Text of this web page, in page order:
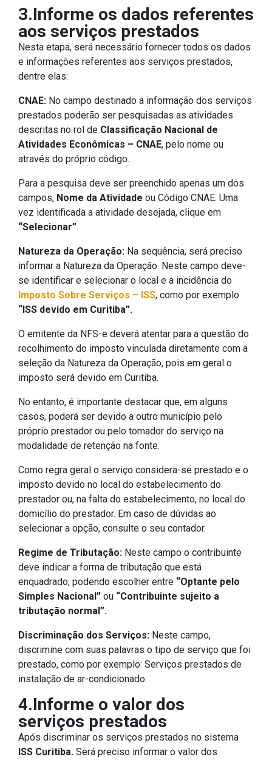
3.Informe os dados referentes
aos serviços prestados
Nesta etapa, será necessário fornecer todos os dados
e informações referentes aos serviços prestados,
dentre elas:
CNAE: No campo destinado a informação dos serviços
prestados poderão ser pesquisadas as atividades
descritas no rol de Classificação Nacional de
Atividades Econômicas – CNAE, pelo nome ou
através do próprio código.
Para a pesquisa deve ser preenchido apenas um dos
campos, Nome da Atividade ou Código CNAE. Uma
vez identificada a atividade desejada, clique em
“Selecionar”.
Natureza da Operação: Na sequência, será preciso
informar a Natureza da Operação. Neste campo deve-
se identificar e selecionar o local e a incidência do
Imposto Sobre Serviços – ISS, como por exemplo
“ISS devido em Curitiba”.
O emitente da NFS-e deverá atentar para a questão do
recolhimento do imposto vinculada diretamente com a
seleção da Natureza da Operação, pois em geral o
imposto será devido em Curitiba.
No entanto, é importante destacar que, em alguns
casos, poderá ser devido a outro município pelo
próprio prestador ou pelo tomador do serviço na
modalidade de retenção na fonte.
Como regra geral o serviço considera-se prestado e o
imposto devido no local do estabelecimento do
prestador ou, na falta do estabelecimento, no local do
domicílio do prestador. Em caso de dúvidas ao
selecionar a opção, consulte o seu contador.
Regime de Tributação: Neste campo o contribuinte
deve indicar a forma de tributação que está
enquadrado, podendo escolher entre “Optante pelo
Simples Nacional” ou “Contribuinte sujeito a
tributação normal”.
Discriminação dos Serviços: Neste campo,
discrimine com suas palavras o tipo de serviço que foi
prestado, como por exemplo: Serviços prestados de
instalação de ar-condicionado.
4.Informe o valor dos
serviços prestados
Após discriminar os serviços prestados no sistema
ISS Curitiba. Será preciso informar o valor dos